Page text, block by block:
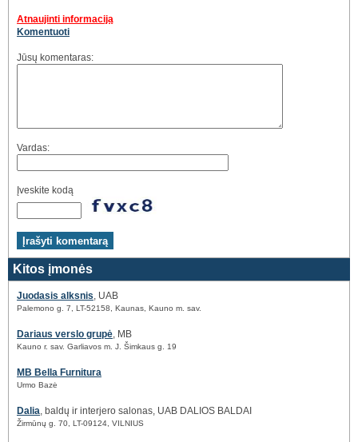
Atnaujinti informaciją
Komentuoti
Jūsų komentaras:
Vardas:
Įveskite kodą
Kitos įmonės
Juodasis alksnis, UAB
Palemono g. 7, LT-52158, Kaunas, Kauno m. sav.
Dariaus verslo grupė, MB
Kauno r. sav. Garliavos m. J. Šimkaus g. 19
MB Bella Furnitura
Urmo Bazė
Dalia, baldų ir interjero salonas, UAB DALIOS BALDAI
Žirmūnų g. 70, LT-09124, VILNIUS